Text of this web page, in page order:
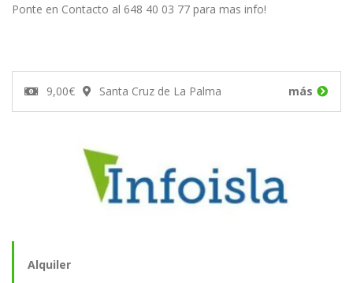
Ponte en Contacto al 648 40 03 77 para mas info!
9,00€ Santa Cruz de La Palma más
Alquiler